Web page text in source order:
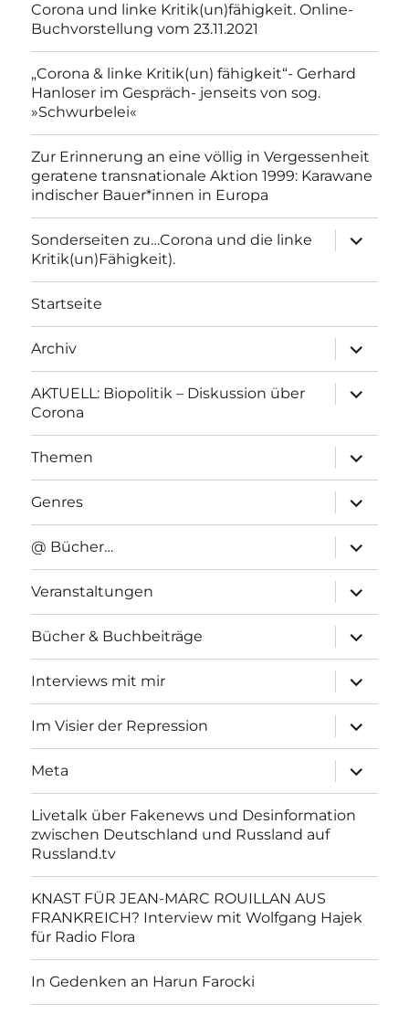
Corona und linke Kritik(un)fähigkeit. Online-
Buchvorstellung vom 23.11.2021
„Corona & linke Kritik(un) fähigkeit“- Gerhard
Hanloser im Gespräch- jenseits von sog.
»Schwurbelei«
Zur Erinnerung an eine völlig in Vergessenheit
geratene transnationale Aktion 1999: Karawane
indischer Bauer*innen in Europa
Sonderseiten zu…Corona und die linke
Kritik(un)Fähigkeit).
anzeigen
Startseite
Archiv
anzeigen
AKTUELL: Biopolitik – Diskussion über
Corona
anzeigen
Themen
anzeigen
Genres
anzeigen
@ Bücher…
anzeigen
Veranstaltungen
anzeigen
Bücher & Buchbeiträge
anzeigen
Interviews mit mir
anzeigen
Im Visier der Repression
anzeigen
Meta
anzeigen
Livetalk über Fakenews und Desinformation
zwischen Deutschland und Russland auf
Russland.tv
KNAST FÜR JEAN-MARC ROUILLAN AUS
FRANKREICH? Interview mit Wolfgang Hajek
für Radio Flora
In Gedenken an Harun Farocki